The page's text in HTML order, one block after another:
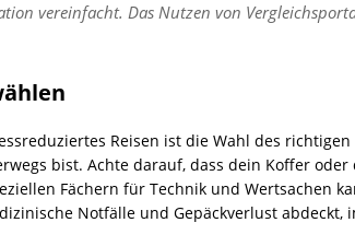
vereinfacht. Das Nutzen von
Reisen ist die Wahl des
bist. Achte darauf, dass dein Koffer
Fächern für Technik und Wertsachen
Notfälle und Gepäckverlust abdeckt,